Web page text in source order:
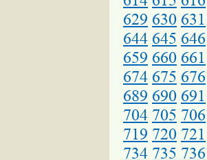
629 630 631
644 645 646
659 660 661
674 675 676
689 690 691
704 705 706
719 720 721
734 735 736